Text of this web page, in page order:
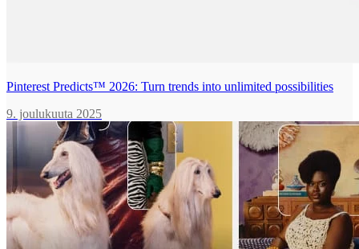
Pinterest Predicts™ 2026: Turn trends into unlimited possibilities
9. joulukuuta 2025